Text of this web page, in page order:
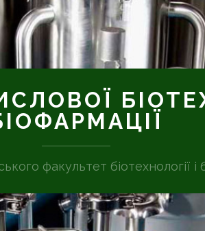
факультет біотехнології і